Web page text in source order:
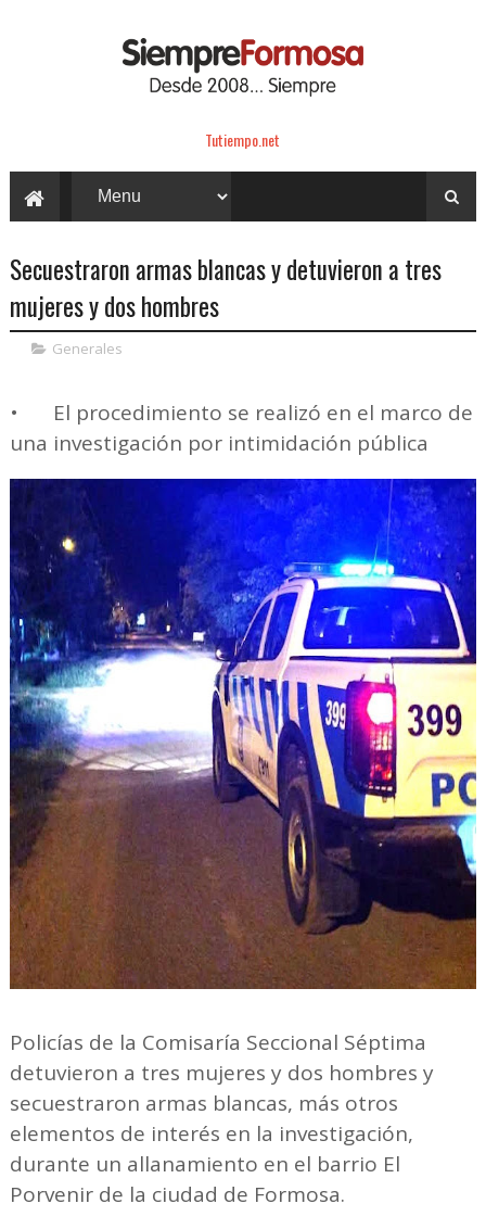
Tutiempo.net
Secuestraron armas blancas y detuvieron a tres
mujeres y dos hombres
Generales
•
El procedimiento se realizó en el marco de
una investigación por intimidación pública
Policías de la Comisaría Seccional Séptima
detuvieron a tres mujeres y dos hombres y
secuestraron armas blancas, más otros
elementos de interés en la investigación,
durante un allanamiento en el barrio El
Porvenir de la ciudad de Formosa.